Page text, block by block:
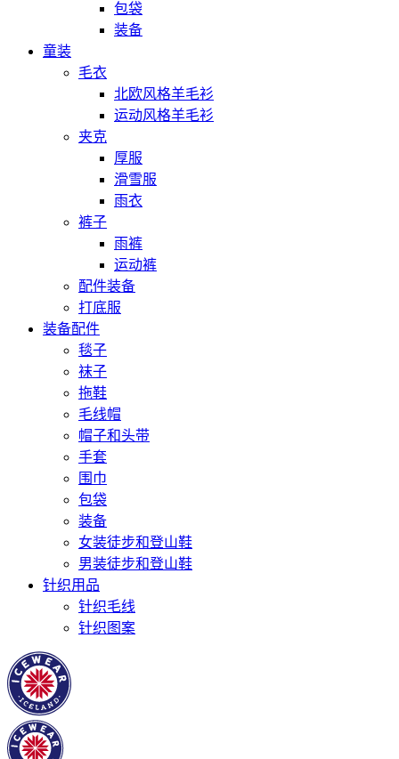
包袋
装备
童装
毛衣
北欧风格羊毛衫
运动风格羊毛衫
夹克
厚服
滑雪服
雨衣
裤子
雨裤
运动裤
配件装备
打底服
装备配件
毯子
袜子
拖鞋
毛线帽
帽子和头带
手套
围巾
包袋
装备
女装徒步和登山鞋
男装徒步和登山鞋
针织用品
针织毛线
针织图案